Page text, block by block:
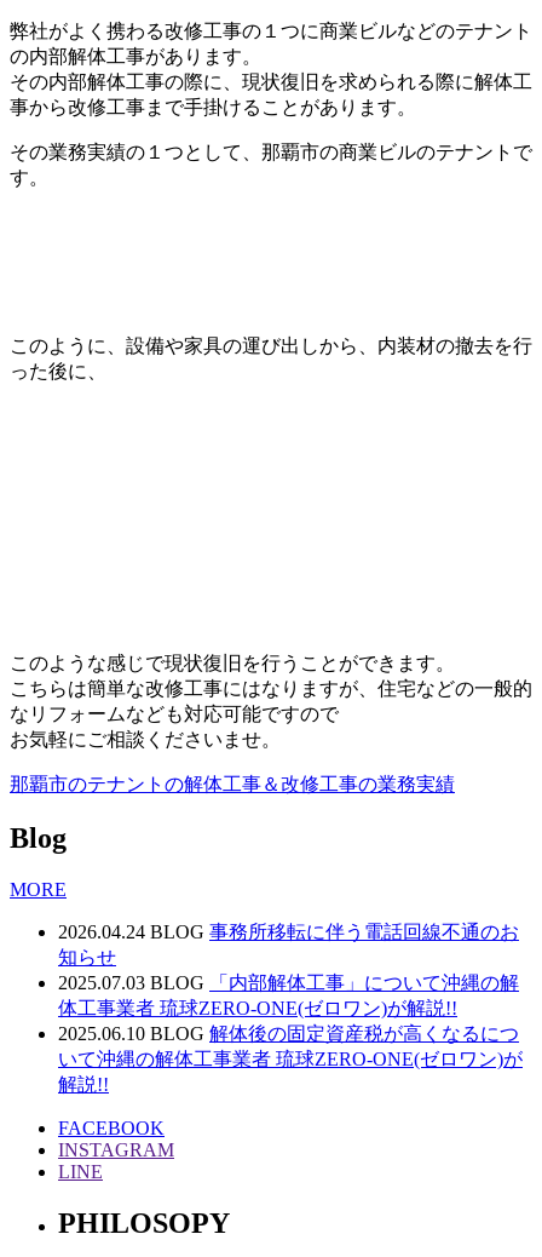
弊社がよく携わる改修工事の１つに商業ビルなどのテナント
の内部解体工事があります。
その内部解体工事の際に、現状復旧を求められる際に解体工
事から改修工事まで手掛けることがあります。
その業務実績の１つとして、那覇市の商業ビルのテナントで
す。
このように、設備や家具の運び出しから、内装材の撤去を行
った後に、
このような感じで現状復旧を行うことができます。
こちらは簡単な改修工事にはなりますが、住宅などの一般的
なリフォームなども対応可能ですので
お気軽にご相談くださいませ。
那覇市のテナントの解体工事＆改修工事の業務実績
Blog
MORE
2026.04.24 BLOG 事務所移転に伴う電話回線不通のお
知らせ
2025.07.03 BLOG
「内部解体工事」について沖縄の解
体工事業者 琉球ZERO-ONE(ゼロワン)が解説!!
2025.06.10 BLOG 解体後の固定資産税が高くなるにつ
いて沖縄の解体工事業者 琉球ZERO-ONE(ゼロワン)が
解説!!
FACEBOOK
INSTAGRAM
LINE
PHILOSOPY